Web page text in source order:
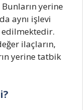
yerine
aynı işlevi
ilaçların,
yerine tatbik